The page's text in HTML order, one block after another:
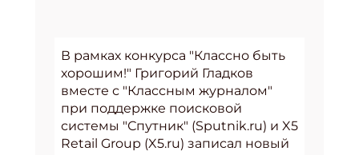
В рамках конкурса "Классно быть
хорошим!" Григорий Гладков
вместе с "Классным журналом"
при поддержке поисковой
системы "Спутник" (Sputnik.ru) и X5
Retail Group (X5.ru) записал новый